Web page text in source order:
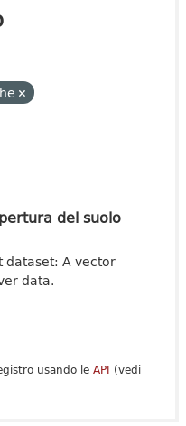
del suolo
dataset: A vector
data.
usando le API (vedi